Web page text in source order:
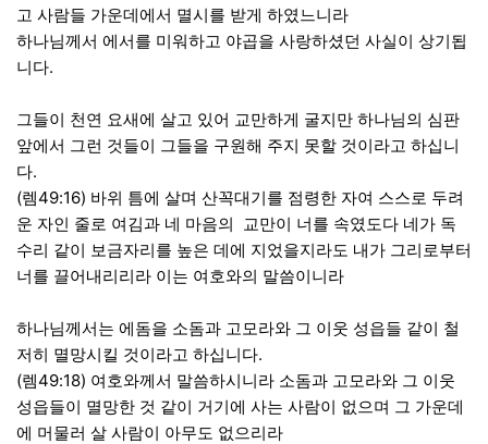
고 사람들 가운데에서 멸시를 받게 하였느니라
하나님께서 에서를 미워하고 야곱을 사랑하셨던 사실이 상기됩
니다.
그들이 천연 요새에 살고 있어 교만하게 굴지만 하나님의 심판
앞에서 그런 것들이 그들을 구원해 주지 못할 것이라고 하십니
다.
(렘49:16) 바위 틈에 살며 산꼭대기를 점령한 자여 스스로 두려
운 자인 줄로 여김과 네 마음의 교만이 너를 속였도다 네가 독
수리 같이 보금자리를 높은 데에 지었을지라도 내가 그리로부터
너를 끌어내리리라 이는 여호와의 말씀이니라
하나님께서는 에돔을 소돔과 고모라와 그 이웃 성읍들 같이 철
저히 멸망시킬 것이라고 하십니다.
(렘49:18) 여호와께서 말씀하시니라 소돔과 고모라와 그 이웃
성읍들이 멸망한 것 같이 거기에 사는 사람이 없으며 그 가운데
에 머물러 살 사람이 아무도 없으리라